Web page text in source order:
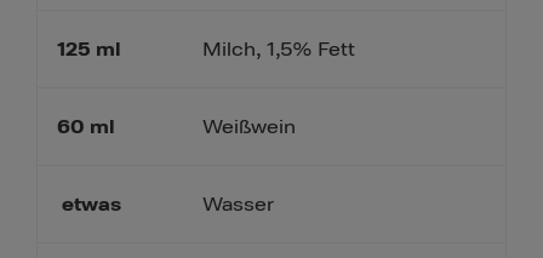
125 ml
60 ml
etwas
Milch, 1,5% Fett
Weißwein
Wasser